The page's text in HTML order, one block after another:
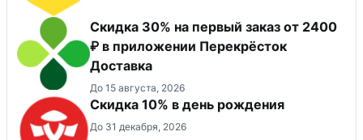
Скидка 30% на первый заказ от 2400
₽ в приложении Перекрёсток
Доставка
До 15 августа, 2026
Скидка 10% в день рождения
До 31 декабря, 2026